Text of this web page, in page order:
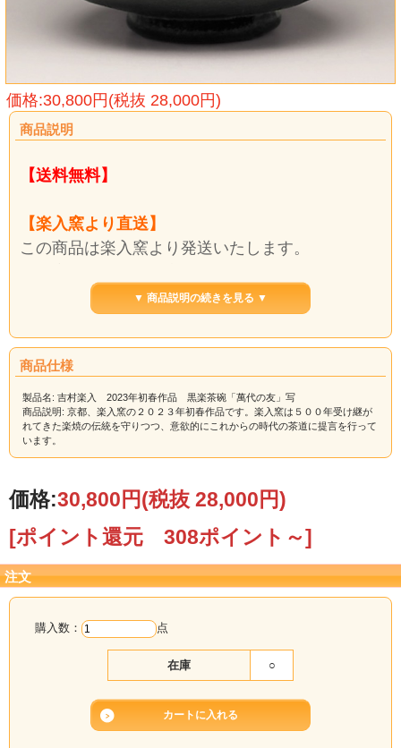
価格:30,800円(税抜 28,000円)
商品説明
【送料無料】
【楽入窯より直送】
この商品は楽入窯より発送いたします。
す。楽入窯以外の出荷元から発送する商品は別送
送料は自動計算できない場合がございますので、
後ほど、訂正してお知らせいたします。
勅題「友」に因んだ八代得入の写し物
２匹の亀が仲良くしています。
【サイズ】 径11.3cm ×高8.3cm
木箱入
【ご注意】在庫がない場合は、ご注文確定後に制
作いたしますので、納品までお日にちを頂戴いた
ご注文承り後にメールで、納期をご連絡いたしま
すので、必ずご確認ください。
▼ 商品説明の続きを見る ▼
商品仕様
製品名: 吉村楽入 2023年初春作品 黒楽茶碗「萬代の友」写
商品説明: 京都、楽入窯の２０２３年初春作品です。楽入窯は５００年受け継が
れてきた楽焼の伝統を守りつつ、意欲的にこれからの時代の茶道に提言を行って
います。
価格:30,800円(税抜 28,000円)
[ポイント還元 308ポイント～]
注文
購入数： 点
在庫 ○